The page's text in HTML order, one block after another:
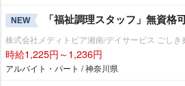
NEW 「福祉調理スタッフ」無資格
株式会社メディトピア湘南/デイサービス ごしき
時給1,225円～1,236円
アルバイト・パート / 神奈川県